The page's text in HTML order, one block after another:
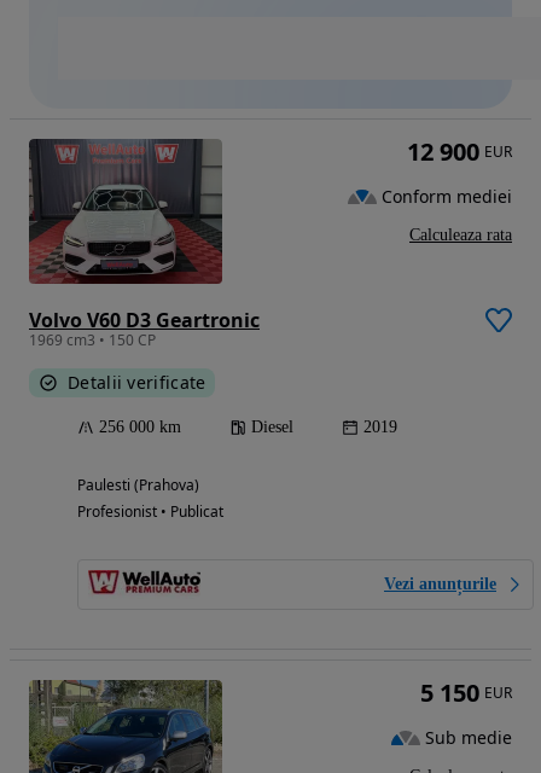
Volvo V60 D3 Geartronic
1969 cm3 • 150 CP
Detalii verificate
256 000 km Diesel 2019
Paulesti (Prahova)
Profesionist • Publicat
Vezi anunțurile
12 900 EUR
Conform mediei
Calculeaza rata
5 150 EUR
Sub medie